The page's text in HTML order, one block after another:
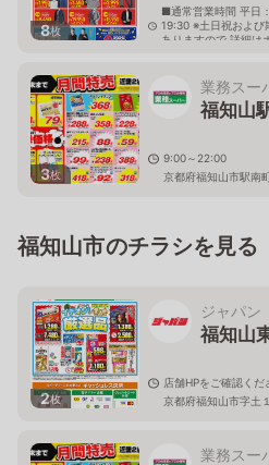
8枚
■通常営業時間 平日
19:30 ※土日祝および
ありますので 詳細は
3枚
業務スー
福知山
9:00～22:00
京都府福知山市駅南
福知山市のチラシを見る
2枚
ジャパン
福知山
店舗HPをご確認くだ
京都府福知山市字土
業務スー